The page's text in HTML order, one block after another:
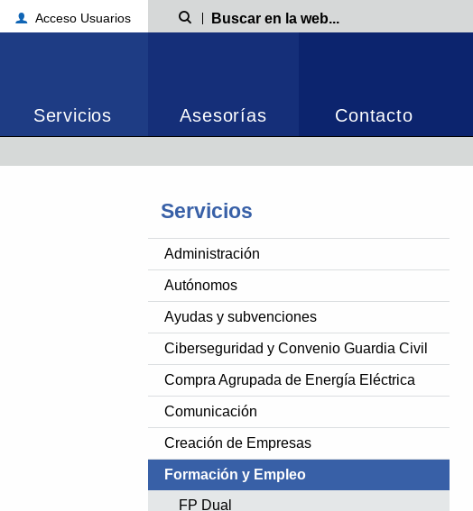
Acceso Usuarios Búsqueda
Servicios Asesorías Contacto
Servicios
Administración
Autónomos
Ayudas y subvenciones
Ciberseguridad y Convenio Guardia Civil
Compra Agrupada de Energía Eléctrica
Comunicación
Creación de Empresas
Formación y Empleo
FP Dual